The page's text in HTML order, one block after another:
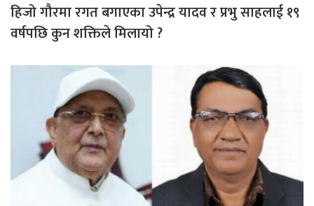
हिजो गौरमा रगत बगाएका उपेन्द्र यादव र प्रभु साहलाई १९
वर्षपछि कुन शक्तिले मिलायो ?